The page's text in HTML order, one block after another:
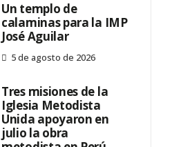
Un templo de
calaminas para la IMP
José Aguilar
5 de agosto de 2026
Tres misiones de la
Iglesia Metodista
Unida apoyaron en
julio la obra